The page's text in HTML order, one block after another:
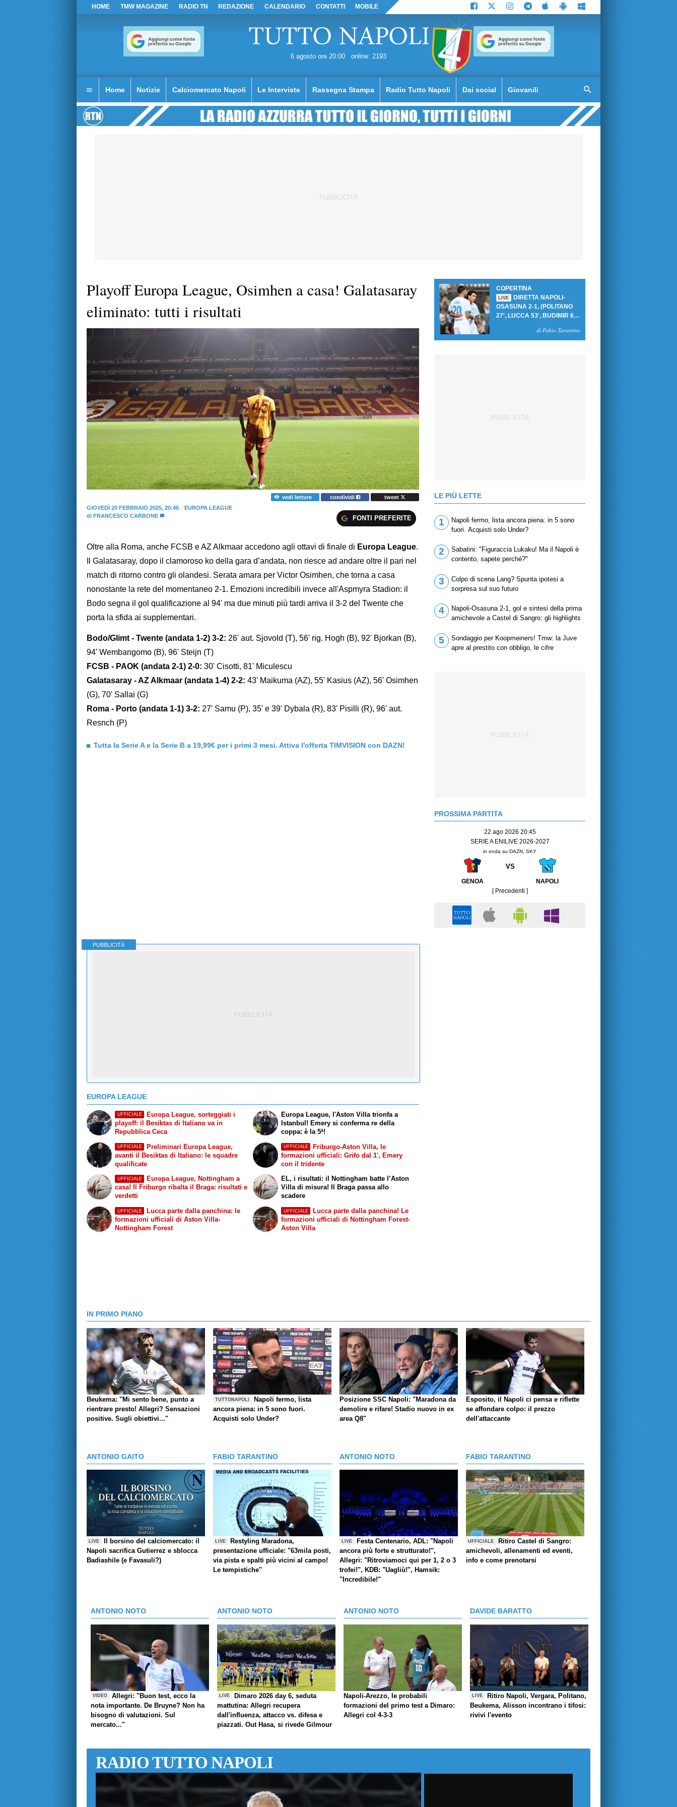
HOME TMW MAGAZINE RADIO TN REDAZIONE CALENDARIO CONTATTI MOBILE
6 agosto ore 20:00 online: 2193
Home Notizie Calciomercato Napoli Le Interviste Rassegna Stampa Radio Tutto Napoli Dai social Giovanili
Playoff Europa League, Osimhen a casa! Galatasaray
eliminato: tutti i risultati
vedi letture condividi
tweet
GIOVEDÌ 20 FEBBRAIO 2025, 20:46
EUROPA LEAGUE
di FRANCESCO CARBONE FONTI PREFERITE
Oltre alla Roma, anche FCSB e AZ Alkmaar accedono agli ottavi di finale di Europa League.
Il Galatasaray, dopo il clamoroso ko della gara d’andata, non riesce ad andare oltre il pari nel
match di ritorno contro gli olandesi. Serata amara per Victor Osimhen, che torna a casa
nonostante la rete del momentaneo 2-1. Emozioni incredibili invece all'Aspmyra Stadion: il
Bodo segna il gol qualificazione al 94' ma due minuti più tardi arriva il 3-2 del Twente che
porta la sfida ai supplementari.
Bodo/Glimt - Twente (andata 1-2) 3-2: 26' aut. Sjovold (T), 56' rig. Hogh (B), 92' Bjorkan (B),
94' Wembangomo (B), 96' Steijn (T)
FCSB - PAOK (andata 2-1) 2-0: 30' Cisotti, 81' Miculescu
Galatasaray - AZ Alkmaar (andata 1-4) 2-2: 43' Maikuma (AZ), 55' Kasius (AZ), 56' Osimhen
(G), 70' Sallai (G)
Roma - Porto (andata 1-1) 3-2: 27' Samu (P), 35' e 39' Dybala (R), 83' Pisilli (R), 96' aut.
Resnch (P)
Tutta la Serie A e la Serie B a 19,99€ per i primi 3 mesi. Attiva l'offerta TIMVISION con DAZN!
PUBBLICITÀ
EUROPA LEAGUE
UFFICIALE
Europa League, sorteggiati i
playoff: il Besiktas di Italiano va in
Repubblica Ceca
UFFICIALE
Preliminari Europa League,
avanti il Besiktas di Italiano: le squadre
qualificate
Europa League, l'Aston Villa trionfa a
Istanbul! Emery si conferma re della
coppa: è la 5ª!
UFFICIALE
Friburgo-Aston Villa, le
formazioni ufficiali: Grifo dal 1', Emery
con il tridente
UFFICIALE
Europa League, Nottingham a
casa! Il Friburgo ribalta il Braga: risultati e
verdetti
UFFICIALE
Lucca parte dalla panchina: le
formazioni ufficiali di Aston Villa-
Nottingham Forest
EL, i risultati: il Nottingham batte l’Aston
Villa di misura! Il Braga passa allo
scadere
UFFICIALE
Lucca parte dalla panchina! Le
formazioni ufficiali di Nottingham Forest-
Aston Villa
COPERTINA
LIVE
DIRETTA NAPOLI-
OSASUNA 2-1, (POLITANO
27', LUCCA 53', BUDIMIR 69'
PER PRIMA VITTORIA AL
di Fabio Tarantino
LE PIÙ LETTE
1
Napoli fermo, lista ancora piena: in 5 sono
fuori. Acquisti solo Under?
2
Sabatini: "Figuraccia Lukaku! Ma il Napoli è
contento, sapete perché?"
3
Colpo di scena Lang? Spunta ipotesi a
sorpresa sul suo futuro
4
Napoli-Osasuna 2-1, gol e sintesi della prima
amichevole a Castel di Sangro: gli highlights
5
Sondaggio per Koopmeiners! Tmw: la Juve
apre al prestito con obbligo, le cifre
PROSSIMA PARTITA
22 ago 2026 20:45
SERIE A ENILIVE 2026-2027
in onda su DAZN, SKY
VS
GENOA
NAPOLI
[ Precedenti ]
IN PRIMO PIANO
Beukema: "Mi sento bene, punto a
rientrare presto! Allegri? Sensazioni
positive. Sugli obiettivi..."
TUTTONAPOLI
Napoli fermo, lista
ancora piena: in 5 sono fuori.
Acquisti solo Under?
Posizione SSC Napoli: "Maradona da
demolire e rifare! Stadio nuovo in ex
area Q8"
Esposito, il Napoli ci pensa e riflette
se affondare colpo: il prezzo
dell'attaccante
ANTONIO GAITO
LIVE
Il borsino del calciomercato: il
Napoli sacrifica Gutierrez e sblocca
Badiashile (e Favasuli?)
FABIO TARANTINO
LIVE
Restyling Maradona,
presentazione ufficiale: "63mila posti,
via pista e spalti più vicini al campo!
Le tempistiche"
ANTONIO NOTO
LIVE
Festa Centenario, ADL: "Napoli
ancora più forte e strutturato!",
Allegri: "Ritroviamoci qui per 1, 2 o 3
trofei!", KDB: "Uagliù!", Hamsik:
"Incredibile!"
FABIO TARANTINO
UFFICIALE
Ritiro Castel di Sangro:
amichevoli, allenamenti ed eventi,
info e come prenotarsi
ANTONIO NOTO
VIDEO
Allegri: "Buon test, ecco la
nota importante. De Bruyne? Non ha
bisogno di valutazioni. Sul
mercato..."
ANTONIO NOTO
LIVE
Dimaro 2026 day 6, seduta
mattutina: Allegri recupera
dall'influenza, attacco vs. difesa e
piazzati. Out Hasa, si rivede Gilmour
ANTONIO NOTO
Napoli-Arezzo, le probabili
formazioni del primo test a Dimaro:
Allegri col 4-3-3
DAVIDE BARATTO
LIVE
Ritiro Napoli, Vergara, Politano,
Beukema, Alisson incontrano i tifosi:
rivivi l'evento
RADIO TUTTO NAPOLI